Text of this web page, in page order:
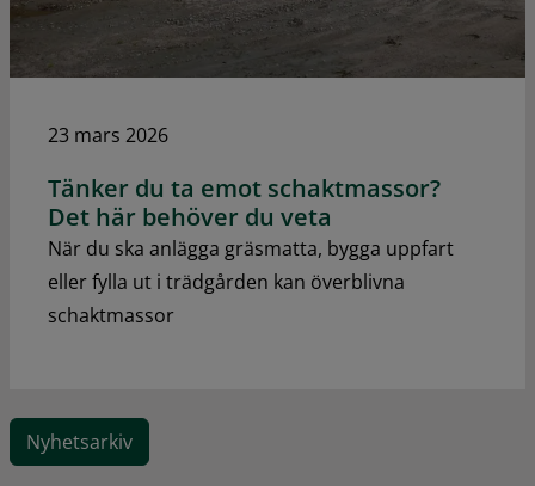
23 mars 2026
Tänker du ta emot schaktmassor?
Det här behöver du veta
När du ska anlägga gräsmatta, bygga uppfart
eller fylla ut i trädgården kan överblivna
schaktmassor
Nyhetsarkiv